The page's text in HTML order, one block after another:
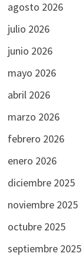
agosto 2026
julio 2026
junio 2026
mayo 2026
abril 2026
marzo 2026
febrero 2026
enero 2026
diciembre 2025
noviembre 2025
octubre 2025
septiembre 2025